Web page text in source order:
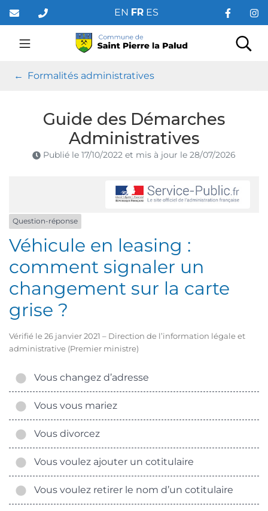
Aller
au
contenu
EN FR ES
Saint Pierre la Palud
Formalités administratives
Guide des Démarches
Administratives
Publié le 17/10/2022 et mis à jour le 28/07/2026
Question-réponse
Véhicule en leasing :
comment signaler un
changement sur la carte
grise ?
Vérifié le 26 janvier 2021 – Direction de l’information légale et
administrative (Premier ministre)
Vous changez d’adresse
Vous vous mariez
Vous divorcez
Vous voulez ajouter un cotitulaire
Vous voulez retirer le nom d’un cotitulaire